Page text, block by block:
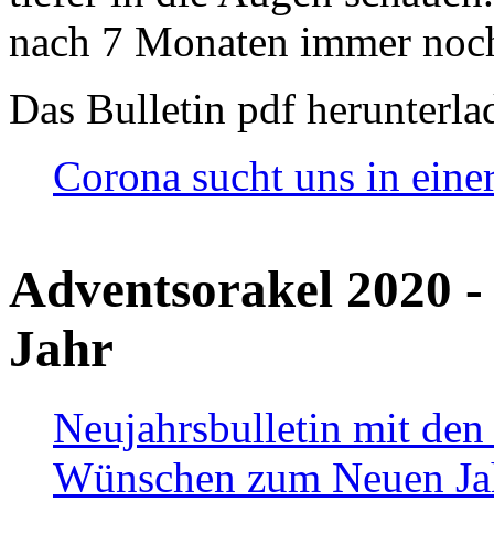
nach 7 Monaten immer
Das Bulletin pdf
Corona sucht uns in
Adventsorakel 2020
Jahr
Neujahrsbulletin mit den
Wünschen zum Neuen